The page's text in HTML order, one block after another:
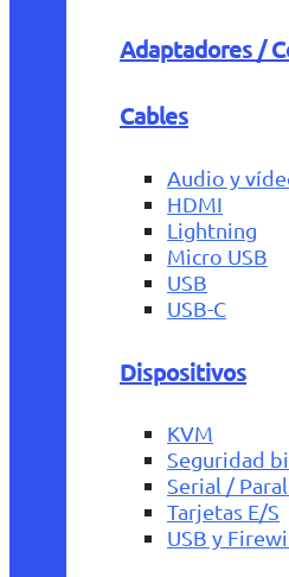
Adaptadores /
Cables
Audio y
HDMI
Lightning
Micro USB
USB
USB-C
Dispositivos
KVM
Seguridad
Serial /
Tarjetas E/S
USB y